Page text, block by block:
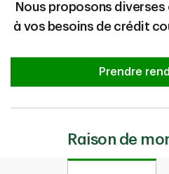
Nous proposons
à vos besoins de crédit
Prendre
Raison de